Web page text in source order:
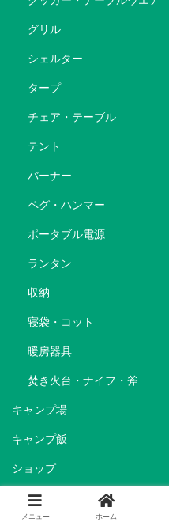
グリル
シェルター
タープ
チェア・テーブル
テント
バーナー
ペグ・ハンマー
ポータブル電源
ランタン
収納
寝袋・コット
暖房器具
焚き火台・ナイフ・斧
キャンプ場
キャンプ飯
ショップ
セール情報
メニュー ホーム